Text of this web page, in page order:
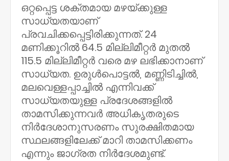
ഒറ്റപ്പെട്ട ശക്തമായ മഴയ്ക്കുള്ള
സാധ്യതയാണ്
പ്രവചിക്കപ്പെട്ടിരിക്കുന്നത്. 24
മണിക്കൂറില്‍ 64.5 മില്ലിമീറ്റര്‍ മുതല്‍
115.5 മില്ലിമീറ്റര്‍ വരെ മഴ ലഭിക്കാനാണ്
സാധ്യത. ഉരുള്‍പൊട്ടല്‍, മണ്ണിടിച്ചില്‍,
മലവെള്ളപ്പാച്ചില്‍ എന്നിവക്ക്
സാധ്യതയുള്ള പ്രദേശങ്ങളില്‍
താമസിക്കുന്നവര്‍ അധികൃതരുടെ
നിര്‍ദേശാനുസരണം സുരക്ഷിതമായ
സ്ഥലങ്ങളിലേക്ക് മാറി താമസിക്കണം
എന്നും ജാഗ്രത നിര്‍ദേശമുണ്ട്.